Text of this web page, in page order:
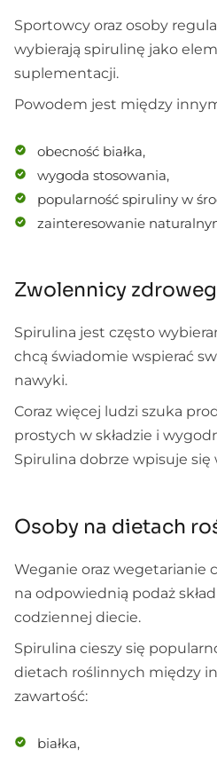
Sportowcy oraz osoby
wybierają spirulinę jako
suplementacji.
Powodem jest między
obecność białka,
wygoda stosowania,
popularność spiruliny w
zainteresowanie
Zwolennicy
Spirulina jest często
chcą świadomie wspierać
nawyki.
Coraz więcej ludzi szuka
prostych w składzie i
Spirulina dobrze wpisuje
Osoby na dietach
Weganie oraz wegetarianie
na odpowiednią podaż
codziennej diecie.
Spirulina cieszy się
dietach roślinnych między
zawartość:
białka,